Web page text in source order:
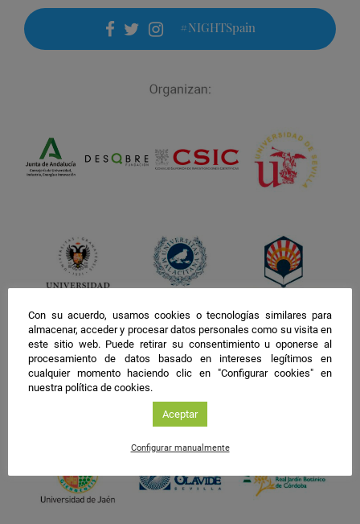
facebook
twitter
instagram
#NIGHTSpain
Con su acuerdo, usamos cookies o tecnologías similares para
almacenar, acceder y procesar datos personales como su visita en
este sitio web. Puede retirar su consentimiento u oponerse al
procesamiento de datos basado en intereses legítimos en
cualquier momento haciendo clic en "Configurar cookies" en
nuestra política de cookies.
Aceptar
Configurar manualmente